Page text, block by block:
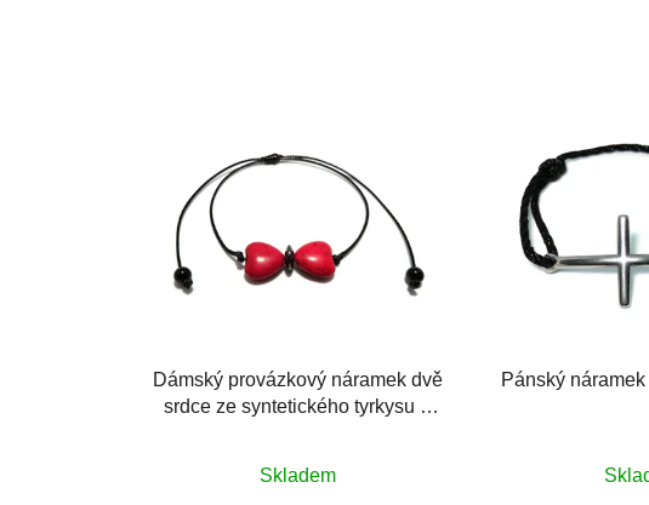
Dámský provázkový náramek dvě
srdce ze syntetického tyrkysu a
hodnocení
Skladem
Pánský